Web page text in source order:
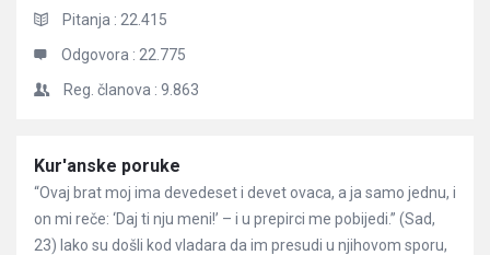
Pitanja : 22.415
Odgovora : 22.775
Reg. članova : 9.863
Članci
Kur'anske poruke
“Ovaj brat moj ima devedeset i devet ovaca, a ja samo jednu, i
on mi reče: ‘Daj ti nju meni!’ – i u prepirci me pobijedi.” (Sad,
23) Iako su došli kod vladara da im presudi u njihovom sporu,